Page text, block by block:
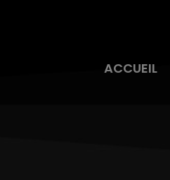
ACCUEIL